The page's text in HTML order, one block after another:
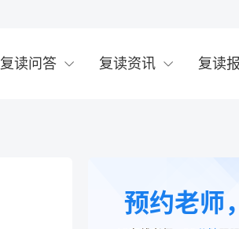
复读问答 复读资讯 复读
预约老师